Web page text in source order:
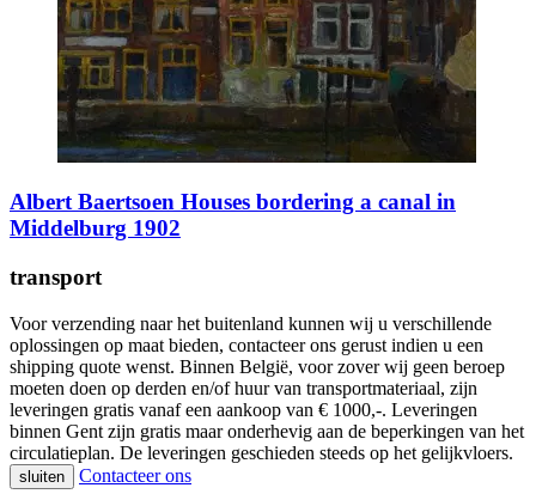
Albert Baertsoen Houses bordering a canal in
Middelburg 1902
transport
Voor verzending naar het buitenland kunnen wij u verschillende
oplossingen op maat bieden, contacteer ons gerust indien u een
shipping quote wenst. Binnen België, voor zover wij geen beroep
moeten doen op derden en/of huur van transportmateriaal, zijn
leveringen gratis vanaf een aankoop van € 1000,-. Leveringen
binnen Gent zijn gratis maar onderhevig aan de beperkingen van het
circulatieplan. De leveringen geschieden steeds op het gelijkvloers.
sluiten Contacteer ons